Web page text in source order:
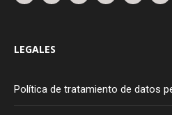
LEGALES
Política de tratamiento de datos